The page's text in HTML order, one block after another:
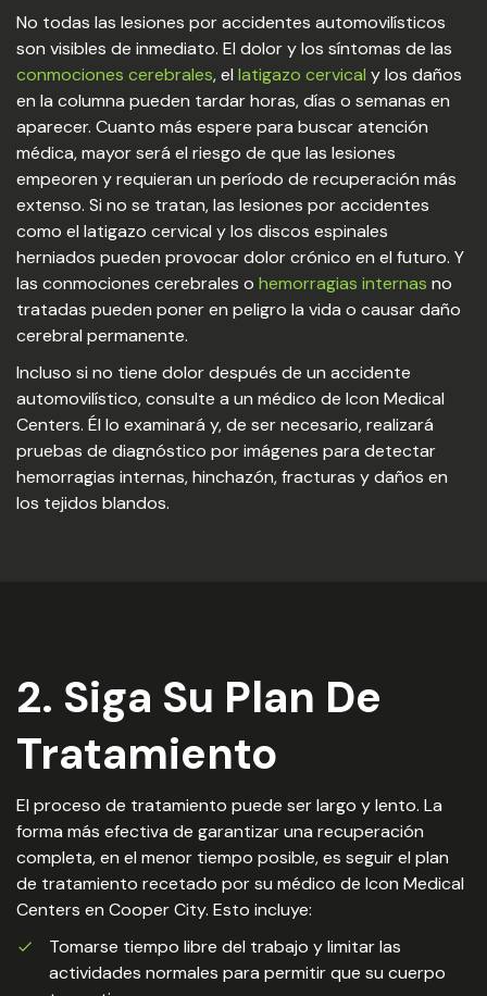
No todas las lesiones por accidentes automovilísticos
son visibles de inmediato. El dolor y los síntomas de las
conmociones cerebrales, el latigazo cervical y los daños
en la columna pueden tardar horas, días o semanas en
aparecer. Cuanto más espere para buscar atención
médica, mayor será el riesgo de que las lesiones
empeoren y requieran un período de recuperación más
extenso. Si no se tratan, las lesiones por accidentes
como el latigazo cervical y los discos espinales
herniados pueden provocar dolor crónico en el futuro. Y
las conmociones cerebrales o hemorragias internas no
tratadas pueden poner en peligro la vida o causar daño
cerebral permanente.
Incluso si no tiene dolor después de un accidente
automovilístico, consulte a un médico de Icon Medical
Centers. Él lo examinará y, de ser necesario, realizará
pruebas de diagnóstico por imágenes para detectar
hemorragias internas, hinchazón, fracturas y daños en
los tejidos blandos.
2. Siga Su Plan De
Tratamiento
El proceso de tratamiento puede ser largo y lento. La
forma más efectiva de garantizar una recuperación
completa, en el menor tiempo posible, es seguir el plan
de tratamiento recetado por su médico de Icon Medical
Centers en Cooper City. Esto incluye:
Tomarse tiempo libre del trabajo y limitar las
actividades normales para permitir que su cuerpo